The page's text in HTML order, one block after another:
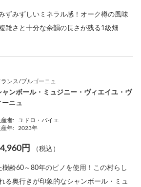
ずみずしいミネラル感！オーク樽の風味
雑さと十分な余韻の長さが残る1級畑
ランス/ブルゴーニュ
ャンボール・ミュジニー・ヴィエイユ・ヴ
ーニュ
産者:
ユドロ・バイエ
産年:
2023年
円 （税込）
齢60～80年のピノを使用！この村らし
る奥行きが印象的なシャンボール・ミュ